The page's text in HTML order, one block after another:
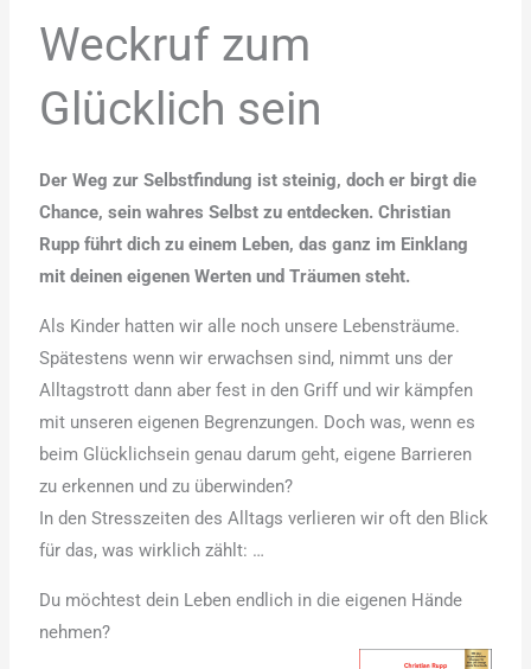
Weckruf zum
Glücklich sein
Der Weg zur Selbstfindung ist steinig, doch er birgt die
Chance, sein wahres Selbst zu entdecken. Christian
Rupp führt dich zu einem Leben, das ganz im Einklang
mit deinen eigenen Werten und Träumen steht.
Als Kinder hatten wir alle noch unsere Lebensträume.
Spätestens wenn wir erwachsen sind, nimmt uns der
Alltagstrott dann aber fest in den Griff und wir kämpfen
mit unseren eigenen Begrenzungen. Doch was, wenn es
beim Glücklichsein genau darum geht, eigene Barrieren
zu erkennen und zu überwinden?
In den Stresszeiten des Alltags verlieren wir oft den Blick
für das, was wirklich zählt: …
Du möchtest dein Leben endlich in die eigenen Hände
nehmen?